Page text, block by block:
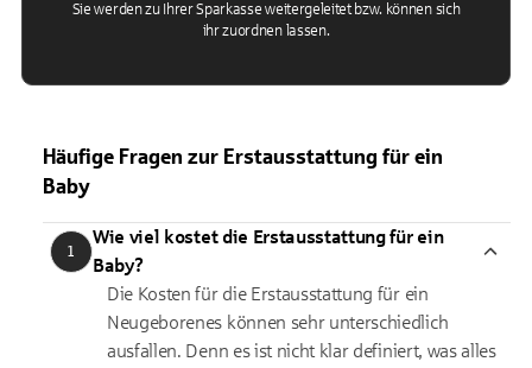
Sie werden zu Ihrer Sparkasse weitergeleitet bzw. können sich
ihr zuordnen lassen.
Häufige Fragen zur Erstausstattung für ein
Baby
1
Wie viel kostet die Erstausstattung für ein
Baby?
Die Kosten für die Erstausstattung für ein
Neugeborenes können sehr unterschiedlich
ausfallen. Denn es ist nicht klar definiert, was alles